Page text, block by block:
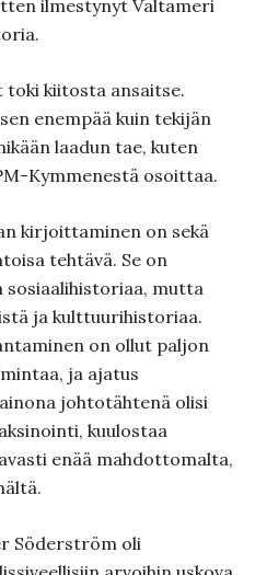
ilmestynyt Valtameri
kiitosta ansaitse.
enempää kuin tekijän
laadun tae, kuten
Kymmenestä osoittaa.
kirjoittaminen on sekä
tehtävä. Se on
sosiaalihistoriaa, mutta
ja kulttuurihistoriaa.
on ollut paljon
ja ajatus
johtotähtenä olisi
kuulostaa
enää mahdottomalta,
Söderström oli